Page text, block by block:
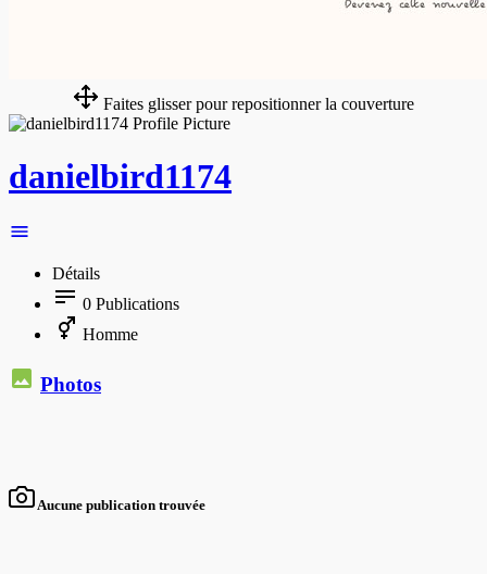
Faites glisser pour repositionner la couverture
danielbird1174
Détails
0 Publications
Homme
Photos
Aucune publication trouvée